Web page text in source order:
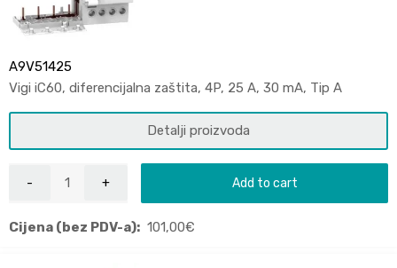
A9V51425
Vigi iC60, diferencijalna zaštita, 4P, 25 A, 30 mA, Tip A
Detalji proizvoda
Add to cart
Cijena (bez PDV-a): 101,00€